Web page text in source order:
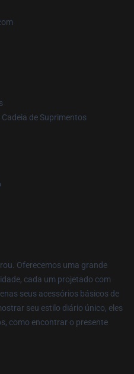
de Suprimentos
Oferecemos uma grande
cada um projetado com
seus acessórios básicos de
seu estilo diário único, eles
como encontrar o presente